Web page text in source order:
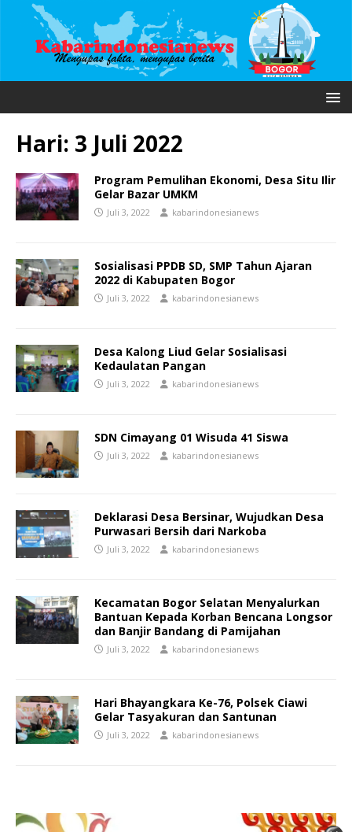
Hari: 3 Juli 2022
Program Pemulihan Ekonomi, Desa Situ Ilir
Gelar Bazar UMKM
Juli 3, 2022 kabarindonesianews
Sosialisasi PPDB SD, SMP Tahun Ajaran
2022 di Kabupaten Bogor
Juli 3, 2022 kabarindonesianews
Desa Kalong Liud Gelar Sosialisasi
Kedaulatan Pangan
Juli 3, 2022 kabarindonesianews
SDN Cimayang 01 Wisuda 41 Siswa
Juli 3, 2022 kabarindonesianews
Deklarasi Desa Bersinar, Wujudkan Desa
Purwasari Bersih dari Narkoba
Juli 3, 2022 kabarindonesianews
Kecamatan Bogor Selatan Menyalurkan
Bantuan Kepada Korban Bencana Longsor
dan Banjir Bandang di Pamijahan
Juli 3, 2022 kabarindonesianews
Hari Bhayangkara Ke-76, Polsek Ciawi
Gelar Tasyakuran dan Santunan
Juli 3, 2022 kabarindonesianews